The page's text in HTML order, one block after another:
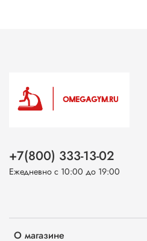
О магазине
+7(800) 333-13-02
Ежедневно с 10:00 до 19:00